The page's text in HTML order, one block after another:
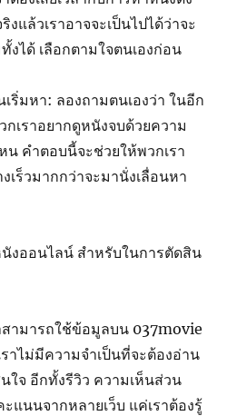
แล้วเราอาจจะเป็นไปได้ว่าจะ
งได้ เลือกตามใจตนเองก่อน
ริ่มหา: ลองถามตนเองว่า ในอีก
เราอยากดูหนังจบด้วยความ
คำตอบนี้จะช่วยให้พวกเรา
เร็วมากกว่าจะมานั่งเลื่อนหา
งออนไลน์ สำหรับในการตัดสิน
สามารถใช้ข้อมูลบน 037movie
าไม่มีความจำเป็นที่จะต้องอ่าน
จ อีกทั้งรีวิว ความเห็นส่วน
แนนจากหลายเว็บ แค่เราต้องรู้